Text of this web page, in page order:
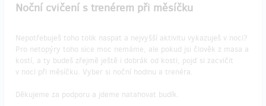
Noční cvičení s trenérem při měsíčku
Nepotřebuješ toho tolik naspat a nejvyšší aktivitu vykazuješ v noci?
Pro netopýry toho sice moc nemáme, ale pokud jsi člověk z masa a
kostí, a ty budeš zřejmě ještě i dobrák od kosti, pojď si zacvičit
v noci při měsíčku. Vyber si noční hodinu a trenéra.
Děkujeme za podporu a jdeme natahovat budík.